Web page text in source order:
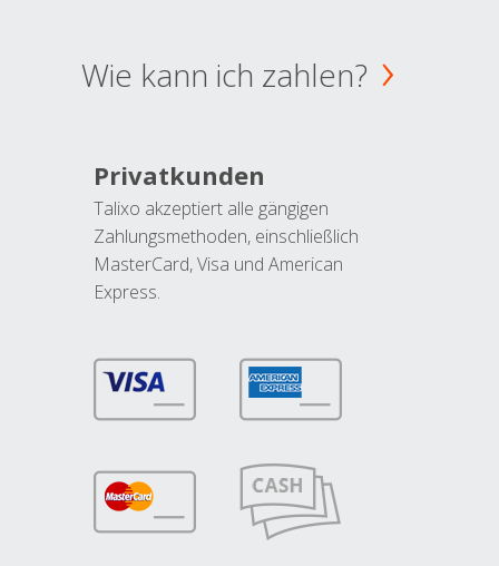
Wie kann ich zahlen?
Privatkunden
Talixo akzeptiert alle gängigen
Zahlungsmethoden, einschließlich
MasterCard, Visa und American
Express.